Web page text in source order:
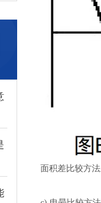
面积差比较方